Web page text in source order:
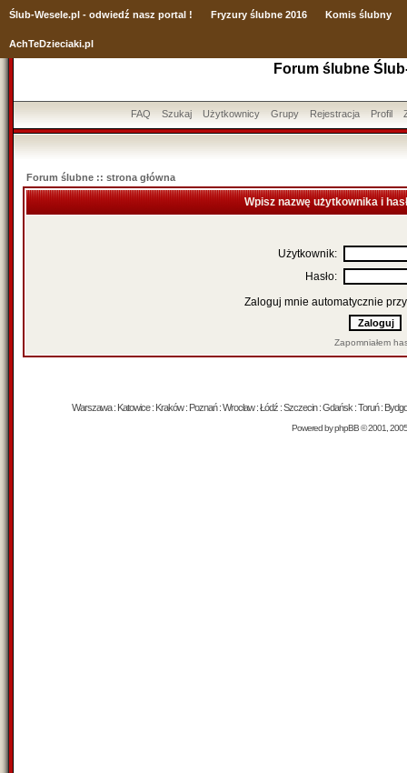
Ślub-Wesele.pl - odwiedź nasz portal ! Fryzury ślubne 2016 Komis ślubny
AchTeDzieciaki.pl
Forum ślubne
FAQ Szukaj Użytkownicy Grupy Rejestracja Profil
Forum ślubne :: strona główna
Wpisz nazwę użytkownika i
Użytkownik:
Hasło:
Zaloguj mnie automatycznie
Zapomniałem
Warszawa : Katowice : Kraków : Poznań : Wrocław : Łódź : Szczecin : Gdańsk : Toruń :
Powered byphpBB© 2001,